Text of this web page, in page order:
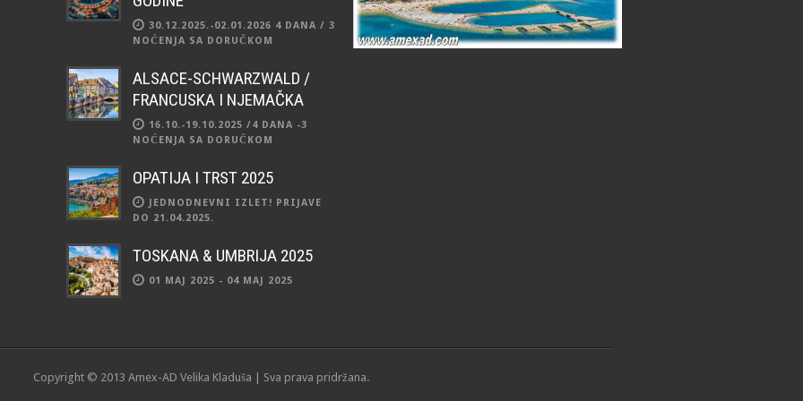
30.12.2025.-02.01.2026 4 DANA / 3
NOĆENJA SA DORUČKOM
ALSACE-SCHWARZWALD /
FRANCUSKA I NJEMAČKA
16.10.-19.10.2025 /4 DANA -3
NOĆENJA SA DORUČKOM
OPATIJA I TRST 2025
JEDNODNEVNI IZLET! PRIJAVE
DO 21.04.2025.
TOSKANA & UMBRIJA 2025
01 MAJ 2025 - 04 MAJ 2025
Copyright © 2013 Amex-AD Velika Kladuša | Sva prava pridržana.